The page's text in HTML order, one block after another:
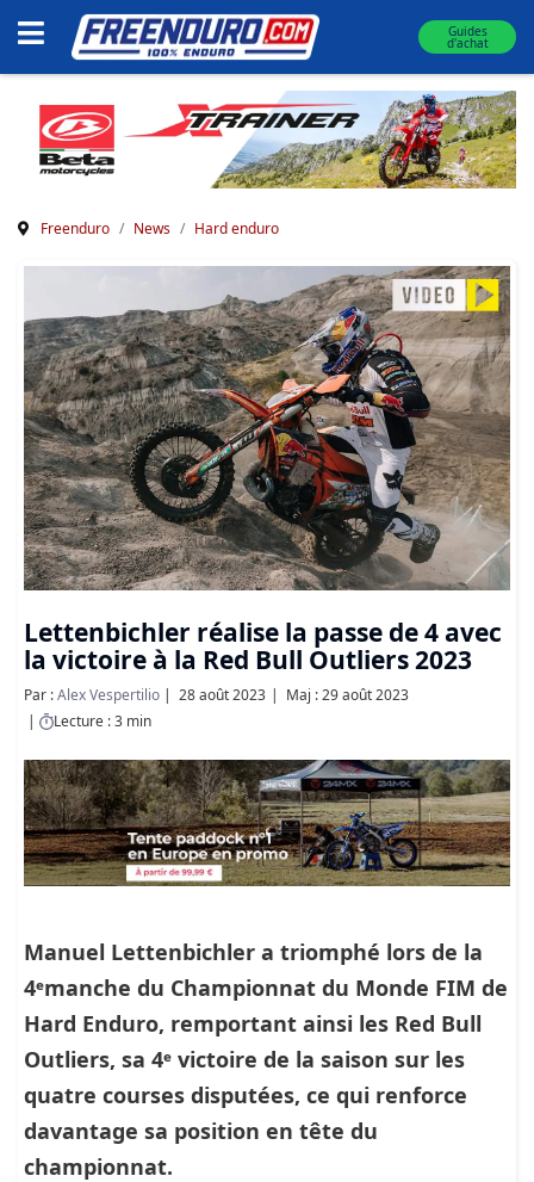
Guides
d'achat
Freenduro News Hard enduro
Lettenbichler réalise la passe de 4 avec
la victoire à la Red Bull Outliers 2023
Par :Alex Vespertilio 28 août 2023
Maj : 29 août 2023
Lecture : 3 min
Manuel Lettenbichler a triomphé lors de la
4ᵉmanche du Championnat du Monde FIM de
Hard Enduro, remportant ainsi les Red Bull
Outliers, sa 4ᵉ victoire de la saison sur les
quatre courses disputées, ce qui renforce
davantage sa position en tête du
championnat.